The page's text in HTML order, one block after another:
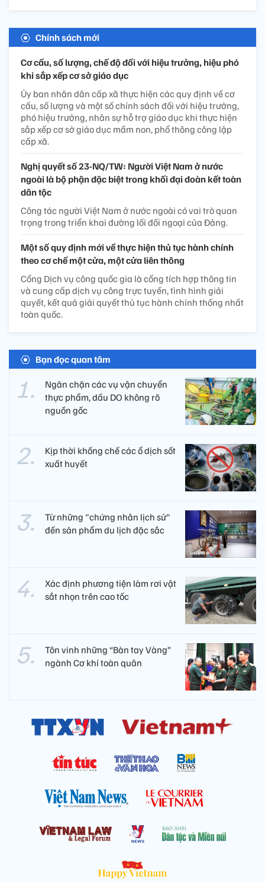
Chính sách mới
Cơ cấu, số lượng, chế độ đối với hiệu trưởng, hiệu phó
khi sắp xếp cơ sở giáo dục
Ủy ban nhân dân cấp xã thực hiện các quy định về cơ
cấu, số lượng và một số chính sách đối với hiệu trưởng,
phó hiệu trưởng, nhân sự hỗ trợ giáo dục khi thực hiện
sắp xếp cơ sở giáo dục mầm non, phổ thông công lập
cấp xã.
Nghị quyết số 23-NQ/TW: Người Việt Nam ở nước
ngoài là bộ phận đặc biệt trong khối đại đoàn kết toàn
dân tộc
Công tác người Việt Nam ở nước ngoài có vai trò quan
trọng trong triển khai đường lối đối ngoại của Đảng.
Một số quy định mới về thực hiện thủ tục hành chính
theo cơ chế một cửa, một cửa liên thông
Cổng Dịch vụ công quốc gia là cổng tích hợp thông tin
và cung cấp dịch vụ công trực tuyến, tình hình giải
quyết, kết quả giải quyết thủ tục hành chính thống nhất
toàn quốc.
Bạn đọc quan tâm
Ngăn chặn các vụ vận chuyển
thực phẩm, dầu DO không rõ
nguồn gốc
Kịp thời khống chế các ổ dịch sốt
xuất huyết
Từ những "chứng nhân lịch sử"
đến sản phẩm du lịch đặc sắc
Xác định phương tiện làm rơi vật
sắt nhọn trên cao tốc
Tôn vinh những “Bàn tay Vàng”
ngành Cơ khí toàn quân